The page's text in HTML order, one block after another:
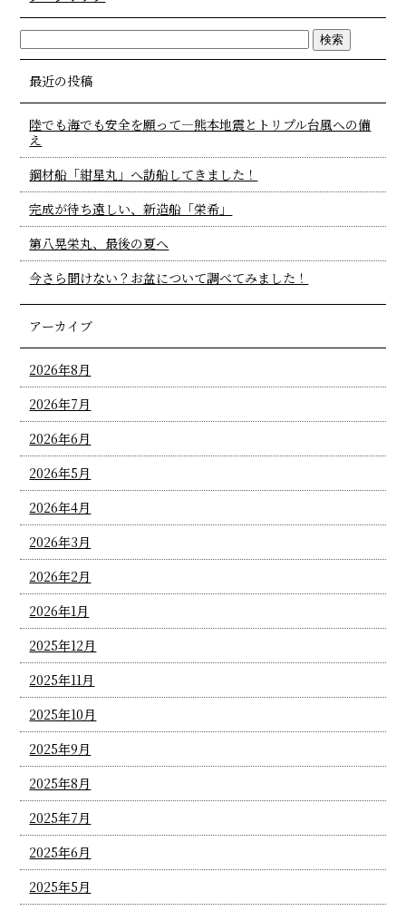
最近の投稿
陸でも海でも安全を願って―熊本地震とトリプル台風への備
え
鋼材船「紺星丸」へ訪船してきました！
完成が待ち遠しい、新造船「栄希」
第八晃栄丸、最後の夏へ
今さら聞けない？お盆について調べてみました！
アーカイブ
2026年8月
2026年7月
2026年6月
2026年5月
2026年4月
2026年3月
2026年2月
2026年1月
2025年12月
2025年11月
2025年10月
2025年9月
2025年8月
2025年7月
2025年6月
2025年5月